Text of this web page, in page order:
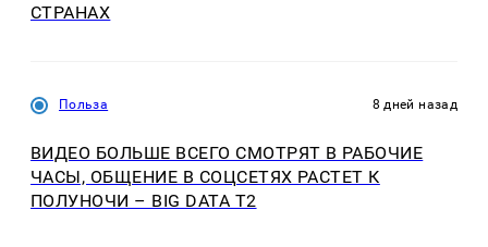
СТРАНАХ
Польза 8 дней назад
ВИДЕО БОЛЬШЕ ВСЕГО СМОТРЯТ В РАБОЧИЕ
ЧАСЫ, ОБЩЕНИЕ В СОЦСЕТЯХ РАСТЕТ К
ПОЛУНОЧИ – BIG DATA T2